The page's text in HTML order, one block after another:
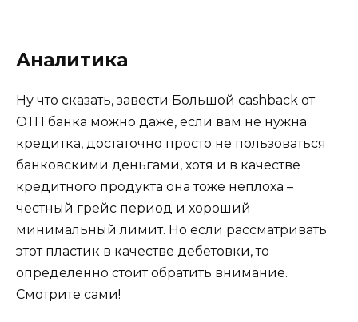
Аналитика
Ну что сказать, завести Большой cashback от
ОТП банка можно даже, если вам не нужна
кредитка, достаточно просто не пользоваться
банковскими деньгами, хотя и в качестве
кредитного продукта она тоже неплоха –
честный грейс период и хороший
минимальный лимит. Но если рассматривать
этот пластик в качестве дебетовки, то
определённо стоит обратить внимание.
Смотрите сами!